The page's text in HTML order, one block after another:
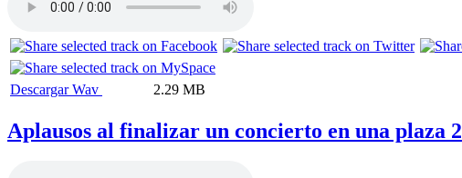
Descargar Wav 2.29 MB
Aplausos al finalizar un concierto en una plaza 2